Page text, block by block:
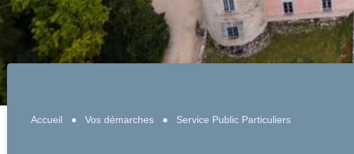
Accueil ● Vos démarches● Service Public Particuliers